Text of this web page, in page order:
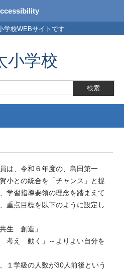
学校WEBサイトです
小学校
は、令和６年度の、島田第一
小との統合を「チャンス」と捉
学習指導要領の理念を踏まえて
重点目標を以下のように設定し
生 創造」
動く」～よりよい自分を
１学級の人数が30人前後という